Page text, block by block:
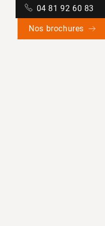
04 81 92 60 83
Nos brochures